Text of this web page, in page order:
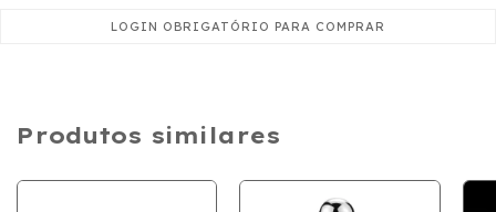
Produtos similares